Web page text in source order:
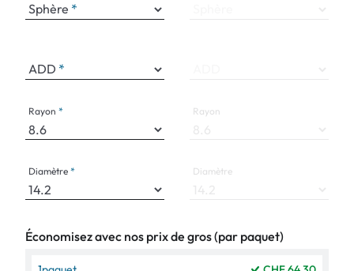
Sphère
ADD
Rayon
Diamètre
Rayon
Diamètre
Économisez avec nos prix de gros (par paquet)